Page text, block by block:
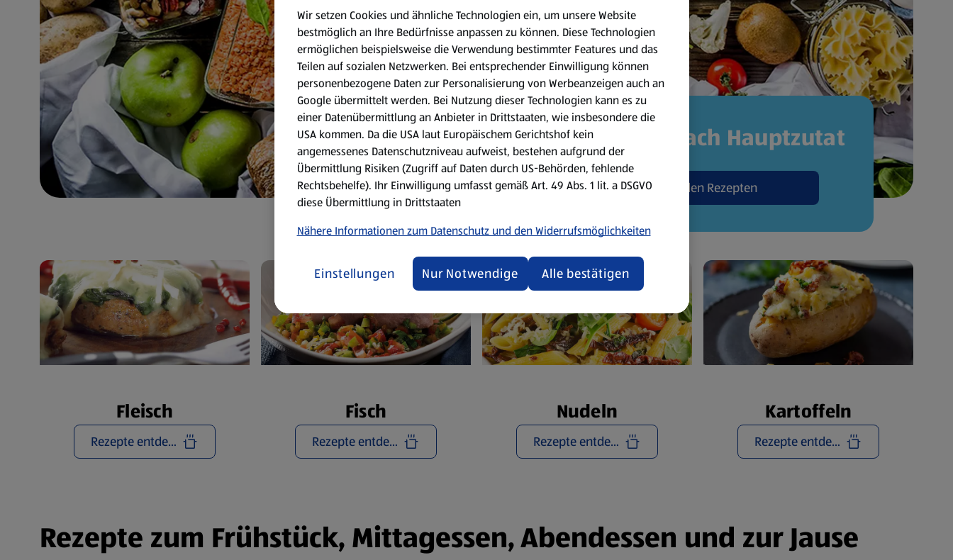
Rezepte nach Hauptzutat
Zu den Rezepten
Fleisch
Rezepte entdecken
Fisch
Rezepte entdecken
Nudeln
Rezepte entdecken
Kartoffeln
Rezepte entdecken
Rezepte zum Frühstück, Mittagessen, Abendessen und zur Jause
Wir setzen Cookies und ähnliche Technologien ein, um unsere Website
bestmöglich an Ihre Bedürfnisse anpassen zu können. Diese Technologien
ermöglichen beispielsweise die Verwendung bestimmter Features und das
Teilen auf sozialen Netzwerken. Bei entsprechender Einwilligung können
personenbezogene Daten zur Personalisierung von Werbeanzeigen auch an
Google übermittelt werden. Bei Nutzung dieser Technologien kann es zu
einer Datenübermittlung an Anbieter in Drittstaaten, wie insbesondere die
USA kommen. Da die USA laut Europäischem Gerichtshof kein
angemessenes Datenschutzniveau aufweist, bestehen aufgrund der
Übermittlung Risiken (Zugriff auf Daten durch US-Behörden, fehlende
Rechtsbehelfe). Ihr Einwilligung umfasst gemäß Art. 49 Abs. 1 lit. a DSGVO
diese Übermittlung in Drittstaaten
Nähere Informationen zum Datenschutz und den Widerrufsmöglichkeiten
Einstellungen Nur Notwendige Alle bestätigen